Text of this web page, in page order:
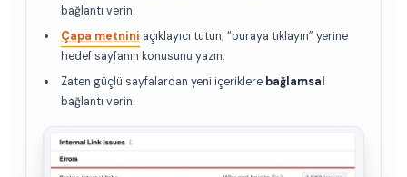
bağlantı verin.
Çapa metnini açıklayıcı tutun; “buraya tıklayın” yerine
hedef sayfanın konusunu yazın.
Zaten güçlü sayfalardan yeni içeriklere bağlamsal
bağlantı verin.